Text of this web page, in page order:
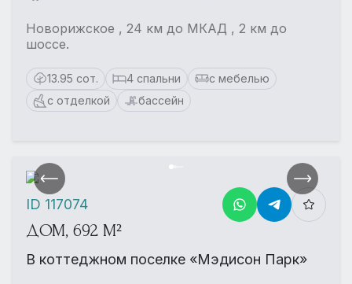
Новорижское , 24 км до МКАД , 2 км до
шоссе.
13.95 сот. 4 спальни
с мебелью
с отделкой
бассейн
ДОМ, 692 М²
В коттеджном поселке «Мэдисон Парк»
ID 117074